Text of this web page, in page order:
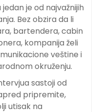
je od najvažnijih
Bez obzira da li
bartendera, cabin
kompanija želi
veštine i
okruženju.
sastoji od
pripremite,
utisak na